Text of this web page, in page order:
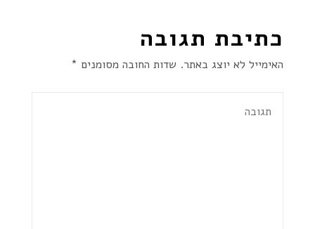
כתיבת תגובה
האימייל לא יוצג באתר. שדות החובה מסומנים *